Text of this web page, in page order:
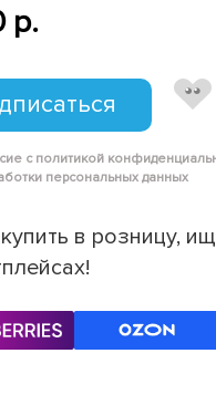
p.
с политикой
персональных данных
в розницу,